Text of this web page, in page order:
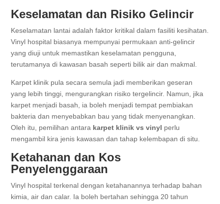
Keselamatan dan Risiko Gelincir
Keselamatan lantai adalah faktor kritikal dalam fasiliti kesihatan.
Vinyl hospital biasanya mempunyai permukaan anti-gelincir
yang diuji untuk memastikan keselamatan pengguna,
terutamanya di kawasan basah seperti bilik air dan makmal.
Karpet klinik pula secara semula jadi memberikan geseran
yang lebih tinggi, mengurangkan risiko tergelincir. Namun, jika
karpet menjadi basah, ia boleh menjadi tempat pembiakan
bakteria dan menyebabkan bau yang tidak menyenangkan.
Oleh itu, pemilihan antara karpet klinik vs vinyl perlu
mengambil kira jenis kawasan dan tahap kelembapan di situ.
Ketahanan dan Kos
Penyelenggaraan
Vinyl hospital terkenal dengan ketahanannya terhadap bahan
kimia, air dan calar. Ia boleh bertahan sehingga 20 tahun